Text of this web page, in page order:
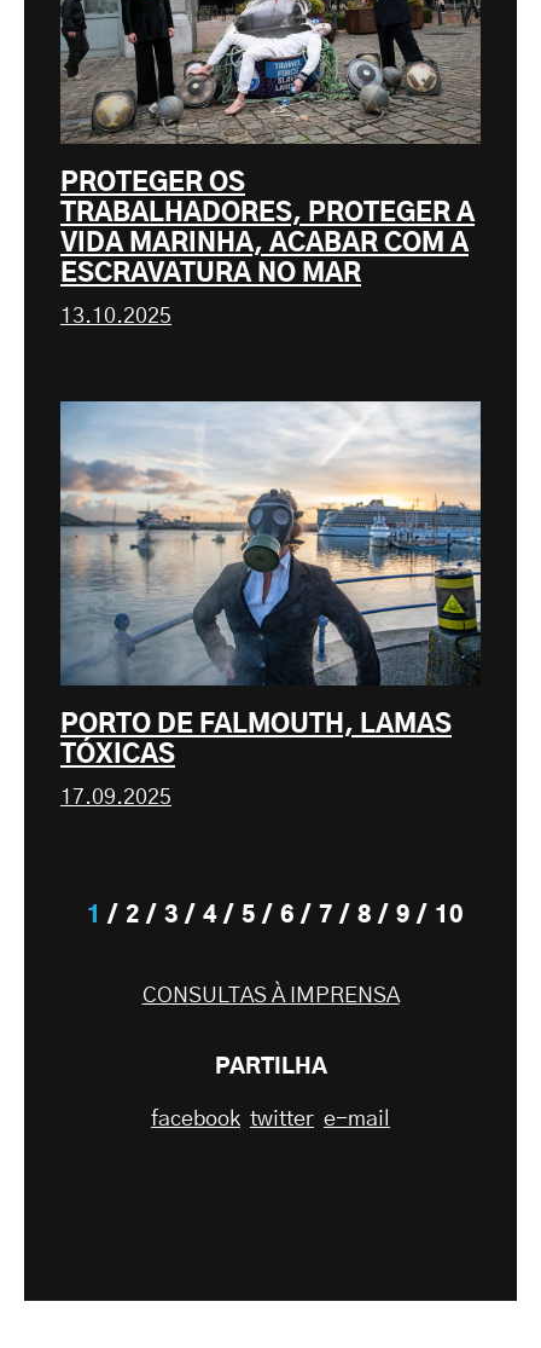
PROTEGER OS
TRABALHADORES, PROTEGER A
VIDA MARINHA, ACABAR COM A
ESCRAVATURA NO MAR
13.10.2025
PORTO DE FALMOUTH, LAMAS
TÓXICAS
17.09.2025
1 2 3 4 5 6 7 8 9 10
CONSULTAS À IMPRENSA
PARTILHA
facebook twitter e-mail